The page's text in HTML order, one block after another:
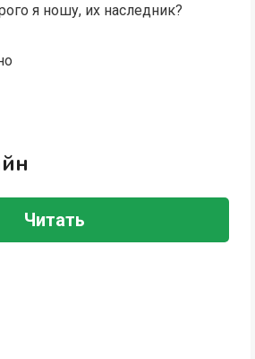
я ношу, их наследник?
Читать